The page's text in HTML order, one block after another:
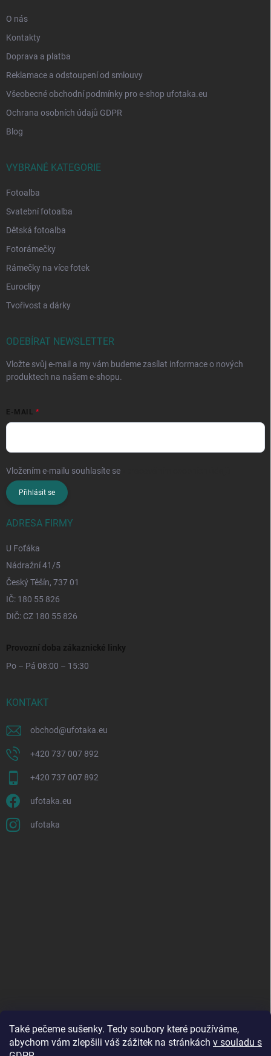
Také pečeme sušenky. Tedy soubory které používáme,
abychom vám zlepšili váš zážitek na stránkách v souladu s
O nás
Kontakty
Doprava a platba
Reklamace a odstoupení od smlouvy
Všeobecné obchodní podmínky pro e-shop ufotaka.eu
Ochrana osobních údajů GDPR
Blog
VYBRANÉ KATEGORIE
Fotoalba
Svatební fotoalba
Dětská fotoalba
Fotorámečky
Rámečky na více fotek
Euroclipy
Tvořivost a dárky
ODEBÍRAT NEWSLETTER
Vložte svůj e-mail a my vám budeme zasílat informace o nových
produktech na našem e-shopu.
E-MAIL
Vložením e-mailu souhlasíte se
Přihlásit se
ADRESA FIRMY
U Foťáka
Nádražní 41/5
Český Těšín, 737 01
IČ: 180 55 826
DIČ: CZ 180 55 826
Provozní doba zákaznické linky
Po – Pá 08:00 – 15:30
KONTAKT
obchod@ufotaka.eu
+420 737 007 892
+420 737 007 892
ufotaka.eu
ufotaka